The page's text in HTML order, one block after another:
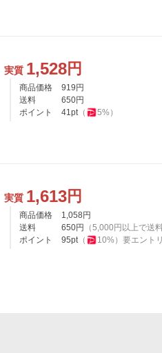
実質 1,528円
商品価格 919 円
送料
650円
ポイント
41pt（ 5%）
実質 1,613円
商品価格 1,058 円
送料
650円 （5,000 円以上で送
ポイント
95pt（ 10%） 要エント